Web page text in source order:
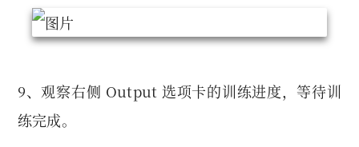
9、观察右侧 Output 选项卡的训练进度，等待训
练完成。